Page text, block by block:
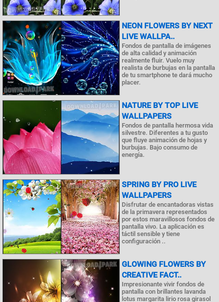
NEON FLOWERS BY NEXT
LIVE WALLPA..
Fondos de pantalla de imágenes
de alta calidad y animación
realmente fluir. Vuelo muy
realista de burbujas en la pantalla
de tu smartphone te dará mucho
placer.
NATURE BY TOP LIVE
WALLPAPERS
Fondos de pantalla hermosa vida
silvestre. Diferentes a tu gusto
que fluye animación de hojas y
burbujas. Bajo consumo de
energía.
SPRING BY PRO LIVE
WALLPAPERS
Disfrutar de encantadoras vistas
de la primavera representados
por estos maravillosos fondos de
pantalla vivo. La aplicación es
táctil sensible y tiene
configuración ..
GLOWING FLOWERS BY
CREATIVE FACT..
Impresionante vivir fondos de
pantalla con brillantes lavanda
lotus margarita lirio rosa girasol